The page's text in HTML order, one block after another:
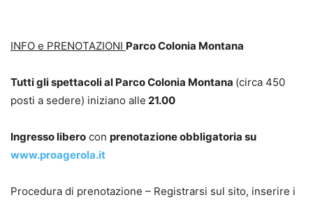
INFO e PRENOTAZIONI Parco Colonia Montana
Tutti gli spettacoli al Parco Colonia Montana (circa 450
posti a sedere) iniziano alle 21.00
Ingresso libero con prenotazione obbligatoria su
www.proagerola.it
Procedura di prenotazione – Registrarsi sul sito, inserire i